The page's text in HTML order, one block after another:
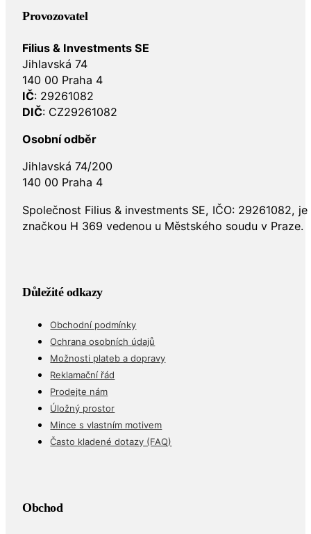
Provozovatel
Filius & Investments SE
Jihlavská 74
140 00 Praha 4
IČ: 29261082
DIČ: CZ29261082
Osobní odběr
Jihlavská 74/200
140 00 Praha 4
Společnost Filius & investments SE, IČO: 29261082,
značkou H 369 vedenou u Městského soudu v Praze.
Důležité odkazy
Obchodní podmínky
Ochrana osobních údajů
Možnosti plateb a dopravy
Reklamační řád
Prodejte nám
Úložný prostor
Mince s vlastním motivem
Často kladené dotazy (FAQ)
Obchod